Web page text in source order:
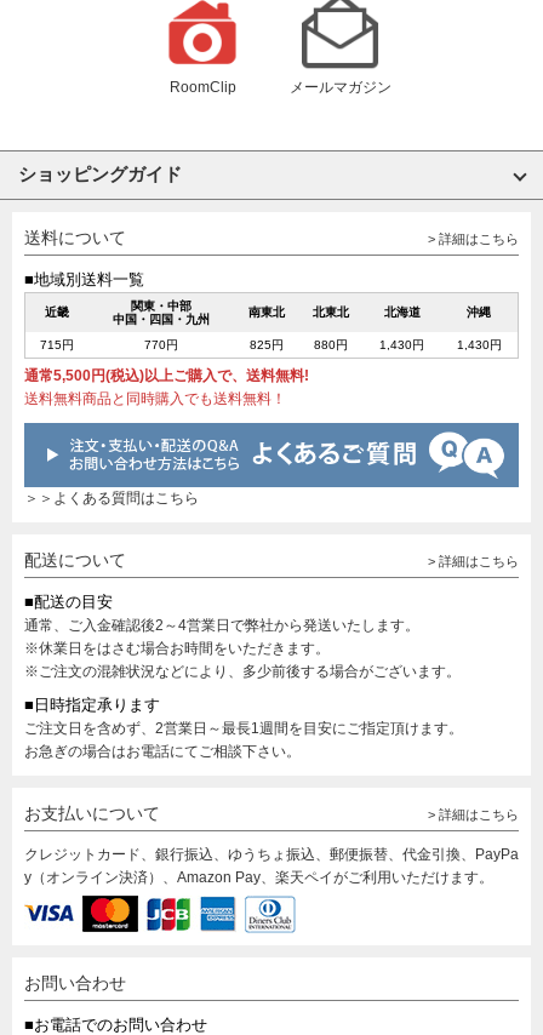
RoomClip メールマガジン
ショッピングガイド
送料について > 詳細はこちら
■地域別送料一覧
近畿
関東・中部
中国・四国・九州
南東北 北東北 北海道 沖縄
715円 770円 825円 880円 1,430円 1,430円
通常5,500円(税込)以上ご購入で、送料無料!
送料無料商品と同時購入でも送料無料！
＞＞よくある質問はこちら
配送について > 詳細はこちら
■配送の目安
通常、ご入金確認後2～4営業日で弊社から発送いたします。
※休業日をはさむ場合お時間をいただきます。
※ご注文の混雑状況などにより、多少前後する場合がございます。
■日時指定承ります
ご注文日を含めず、2営業日～最長1週間を目安にご指定頂けます。
お急ぎの場合はお電話にてご相談下さい。
お支払いについて > 詳細はこちら
クレジットカード、銀行振込、ゆうちょ振込、郵便振替、代金引換、PayPa
y（オンライン決済）、Amazon Pay、楽天ペイがご利用いただけます。
お問い合わせ
■お電話でのお問い合わせ